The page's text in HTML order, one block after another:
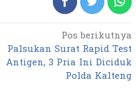
Pos berikutnya
Palsukan Surat Rapid Test
Antigen, 3 Pria Ini Diciduk
Polda Kalteng